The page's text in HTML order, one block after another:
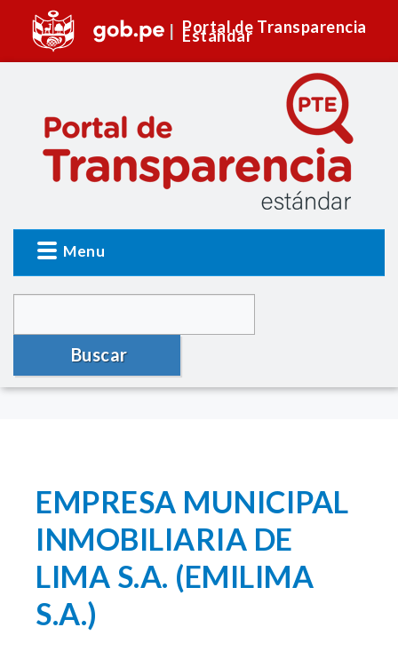
Portal de Transparencia
Estándar
Menu
Buscar
EMPRESA MUNICIPAL
INMOBILIARIA DE
LIMA S.A. (EMILIMA
S.A.)